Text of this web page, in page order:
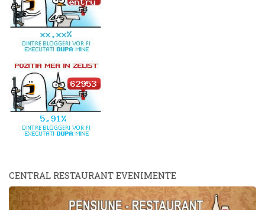
CENTRAL RESTAURANT EVENIMENTE